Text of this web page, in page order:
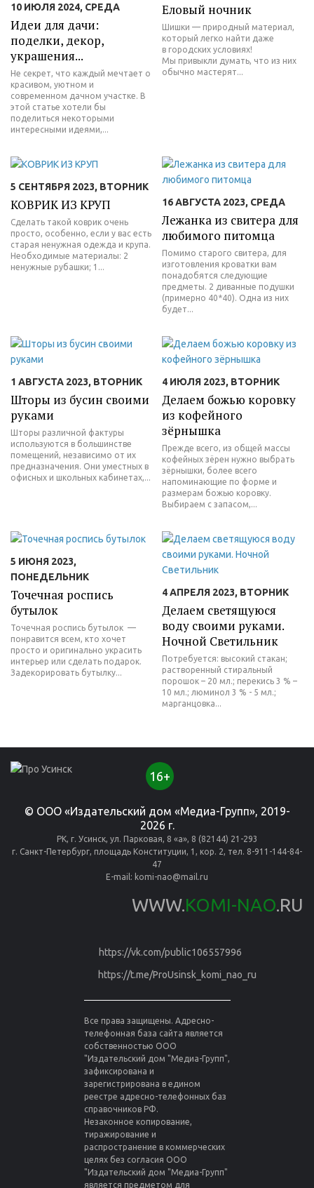
10 ИЮЛЯ 2024, СРЕДА
Идеи для дачи:
поделки, декор,
украшения...
Не секрет, что каждый мечтает о
красивом, уютном и
современном дачном участке. В
этой статье хотели бы
поделиться некоторыми
интересными идеями,...
Еловый ночник
Шишки — природный материал,
который легко найти даже
в городских условиях!
Мы привыкли думать, что из них
обычно мастерят...
5 СЕНТЯБРЯ 2023, ВТОРНИК
КОВРИК ИЗ КРУП
Сделать такой коврик очень
просто, особенно, если у вас есть
старая ненужная одежда и крупа.
Необходимые материалы: 2
ненужные рубашки; 1...
16 АВГУСТА 2023, СРЕДА
Лежанка из свитера для
любимого питомца
Помимо старого свитера, для
изготовления кроватки вам
понадобятся следующие
предметы. 2 диванные подушки
(примерно 40*40). Одна из них
будет...
1 АВГУСТА 2023, ВТОРНИК
Шторы из бусин своими
руками
Шторы различной фактуры
используются в большинстве
помещений, независимо от их
предназначения. Они уместных в
офисных и школьных кабинетах,...
4 ИЮЛЯ 2023, ВТОРНИК
Делаем божью коровку
из кофейного
зёрнышка
Прежде всего, из общей массы
кофейных зёрен нужно выбрать
зёрнышки, более всего
напоминающие по форме и
размерам божью коровку.
Выбираем с запасом,...
5 ИЮНЯ 2023,
ПОНЕДЕЛЬНИК
Точечная роспись
бутылок
Точечная роспись бутылок —
понравится всем, кто хочет
просто и оригинально украсить
интерьер или сделать подарок.
Задекорировать бутылку...
4 АПРЕЛЯ 2023, ВТОРНИК
Делаем светящуюся
воду своими руками.
Ночной Светильник
Потребуется: высокий стакан;
растворенный стиральный
порошок – 20 мл.; перекись 3 % –
10 мл.; люминол 3 % - 5 мл.;
марганцовка...
16+
© ООО «Издательский дом «Медиа-Групп», 2019-
2026 г.
РК, г. Усинск, ул. Парковая, 8 «а», 8 (82144) 21-293
г. Санкт-Петербург, площадь Конституции, 1, кор. 2, тел. 8-911-144-84-
47
E-mail: komi-nao@mail.ru
WWW.KOMI-NAO.RU
https://vk.com/public106557996
https://t.me/ProUsinsk_komi_nao_ru
Все права защищены. Адресно-
телефонная база сайта является
собственностью ООО
"Издательский дом "Медиа-Групп",
зафиксирована и
зарегистрирована в едином
реестре адресно-телефонных баз
справочников РФ.
Незаконное копирование,
тиражирование и
распространение в коммерческих
целях без согласия ООО
"Издательский дом "Медиа-Групп"
является предметом для